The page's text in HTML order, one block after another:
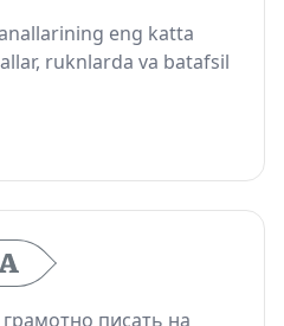
eng katta
ruknlarda va batafsil
писать на